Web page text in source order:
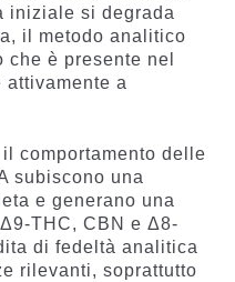
iniziale si degrada
il metodo analitico
è presente nel
attivamente a
comportamento delle
subiscono una
e generano una
THC, CBN e Δ8-
di fedeltà analitica
rilevanti, soprattutto